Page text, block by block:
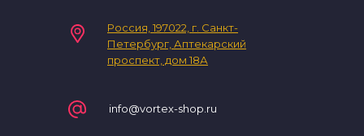
Россия, 197022, г. Санкт-
Петербург, Аптекарский
проспект, дом 18А
info@vortex-shop.ru